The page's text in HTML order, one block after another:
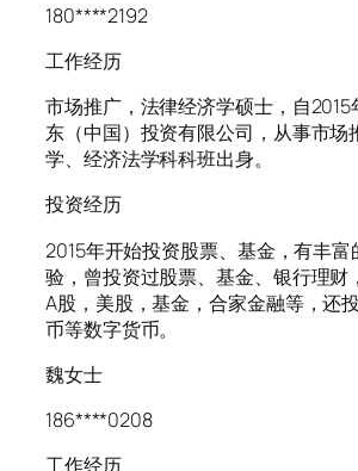
180****2192
工作经历
市场推广，法律经济学硕士，自
东（中国）投资有限公司，从事市场
学、经济法学科科班出身。
投资经历
2015年开始投资股票、基金，有丰
验，曾投资过股票、基金、银行理财
A股，美股，基金，合家金融等，还
币等数字货币。
魏女士
186****0208
工作经历